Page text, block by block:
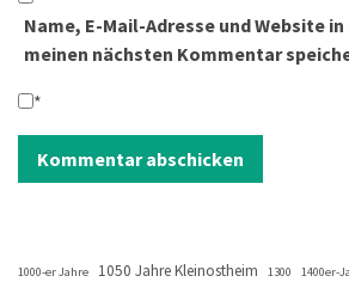
Name, E-Mail-Adresse und Website
meinen nächsten Kommentar
*
1000-er Jahre 1050 Jahre Kleinostheim 1300 1400er-